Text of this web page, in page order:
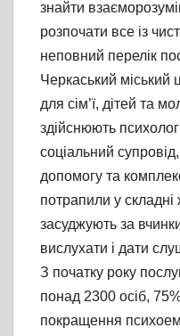
знайти
розпочати все із
неповний перелік
Черкаський міський
для сім’ї, дітей та
здійснюють
соціальний
допомогу та
потрапили у складні
засуджують за
вислухати і дати
З початку року
понад 2300 осіб,
покращення